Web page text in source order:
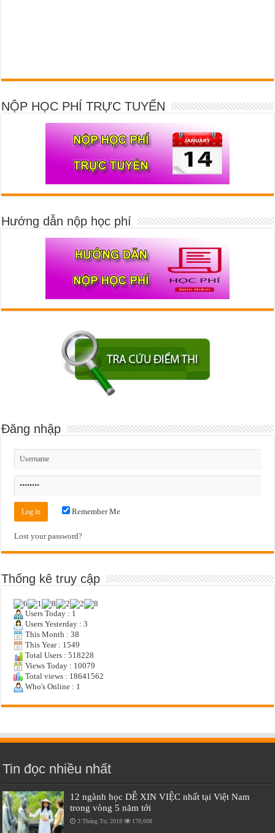
NỘP HỌC PHÍ TRỰC TUYẾN
Hướng dẫn nộp học phí
Đăng nhập
Remember Me
Lost your password?
Thống kê truy cập
Users Today : 1
Users Yesterday : 3
This Month : 38
This Year : 1549
Total Users : 518228
Views Today : 10079
Total views : 18641562
Who's Online : 1
Tin đọc nhiều nhất
12 ngành học DỄ XIN VIỆC nhất tại Việt Nam
trong vòng 5 năm tới
3 Tháng Tư, 2018 170,008